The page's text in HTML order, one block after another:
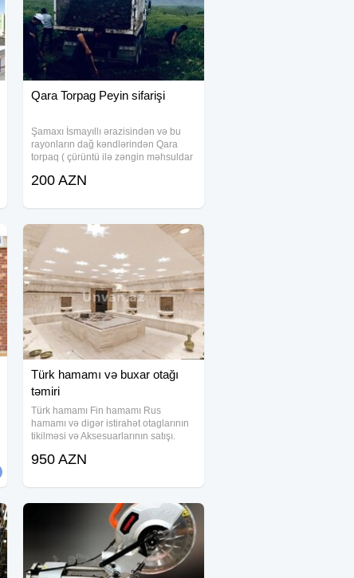
Qara Torpag Peyin sifarişi
Şamaxı İsmayıllı ərazisindən və bu
rayonların dağ kəndlərindən Qara
torpaq ( çürüntü ilə zəngin məhsuldar
torpaqğın üst qatı qalanır ) istənilən
200 AZN
Türk hamamı və buxar otağı
təmiri
Türk hamamı Fin hamamı Rus
hamamı və digər istirahət otaglarının
tikilməsi və Aksesuarlarının satışı.
950 AZN